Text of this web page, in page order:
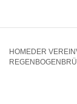
HOMEDER VEREIN